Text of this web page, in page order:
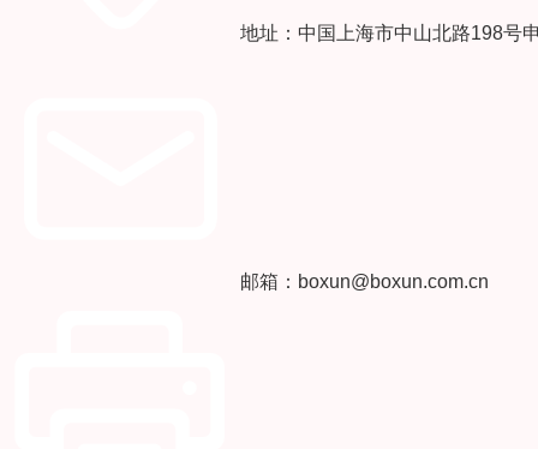
地址：中国上海市中山北路198号
邮箱：boxun@boxun.com.cn